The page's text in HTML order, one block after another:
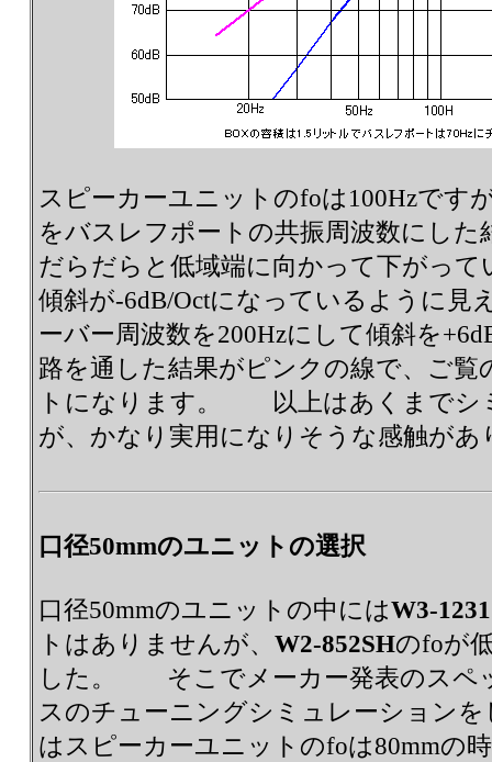
スピーカーユニットのfoは100Hzです
をバスレフポートの共振周波数にし
だらだらと低域端に向かって下がって
傾斜が-6dB/Octになっているように
ーバー周波数を200Hzにして傾斜を
路を通した結果がピンクの線で、ご覧
トになります。 以上はあくまでシ
が、かなり実用になりそうな感触があ
口径50mmのユニットの選択
口径50mmのユニットの中にはW3-
トはありませんが、 W2-852SHのfoが
した。 そこでメーカー発表のスペ
スのチューニングシミュレーション
はスピーカーユニットのfoは80mmの